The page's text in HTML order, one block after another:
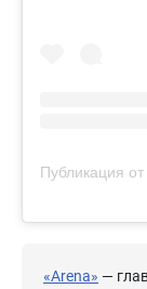
«Arena» —